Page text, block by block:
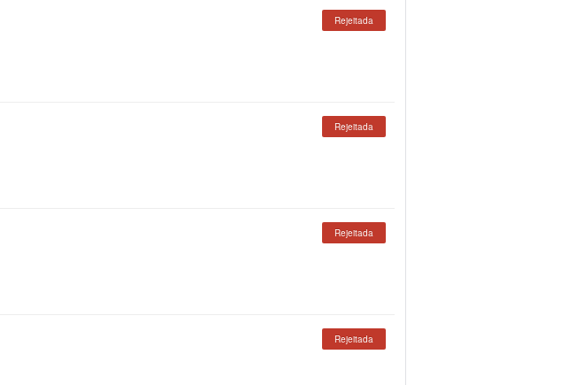
Rejeitada
Rejeitada
Rejeitada
Rejeitada